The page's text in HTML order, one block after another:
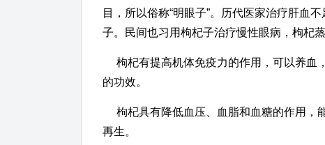
目，所以俗称“明眼子”。历代医家治疗肝血
子。民间也习用枸杞子治疗慢性眼病，枸杞
枸杞有提高机体免疫力的作用，可以养血
的功效。
枸杞具有降低血压、血脂和血糖的作用，
再生。